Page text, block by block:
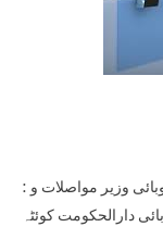
: خبرنامہ نمبر1883/2025کوئٹہ 17 مارچ۔صوبائی وزیر مواصلات و
دارالحکومت کوئٹہ